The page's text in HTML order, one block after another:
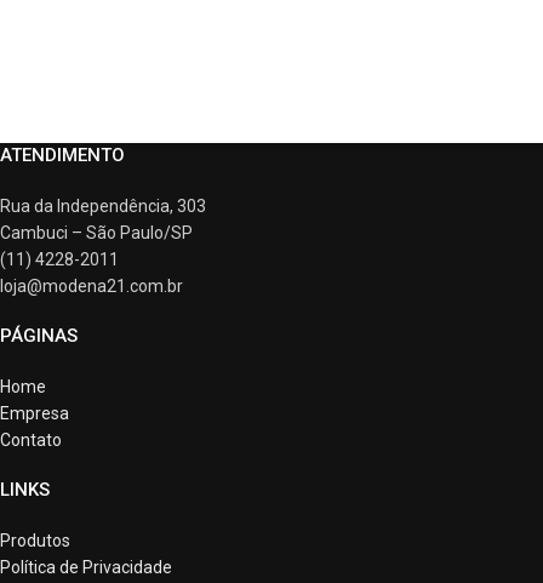
ATENDIMENTO
Rua da Independência, 303
Cambuci – São Paulo/SP
(11) 4228-2011
loja@modena21.com.br
PÁGINAS
Home
Empresa
Contato
LINKS
Produtos
Política de Privacidade